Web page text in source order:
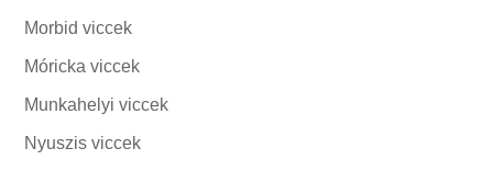
Morbid viccek
Móricka viccek
Munkahelyi viccek
Nyuszis viccek